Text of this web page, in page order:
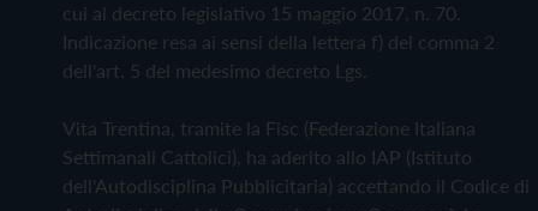
cui al decreto legislativo 15 maggio 2017, n. 70.
Indicazione resa ai sensi della lettera f) del comma 2
dell'art. 5 del medesimo decreto Lgs.
Vita Trentina, tramite la Fisc (Federazione Italiana
Settimanali Cattolici), ha aderito allo IAP (Istituto
dell'Autodisciplina Pubblicitaria) accettando il Codice di